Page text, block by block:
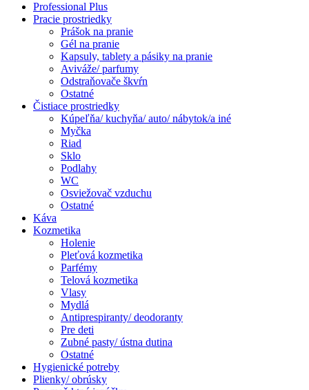
Professional Plus
Pracie prostriedky
Prášok na pranie
Gél na pranie
Kapsuly, tablety a pásiky na pranie
Aviváže/ parfumy
Odstraňovače škvŕn
Ostatné
Čistiace prostriedky
Kúpeľňa/ kuchyňa/ auto/ nábytok/a iné
Myčka
Riad
Sklo
Podlahy
WC
Osviežovač vzduchu
Ostatné
Káva
Kozmetika
Holenie
Pleťová kozmetika
Parfémy
Telová kozmetika
Vlasy
Mydlá
Antiprespiranty/ deodoranty
Pre deti
Zubné pasty/ ústna dutina
Ostatné
Hygienické potreby
Plienky/ obrúsky